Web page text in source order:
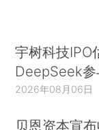
宇树科技IPO
DeepSeek参
2026年08月06日
贝恩资本宣